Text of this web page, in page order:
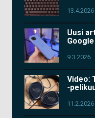
13.4.2026
Uusi
9.3.2026
Video:
-
11.2.2026